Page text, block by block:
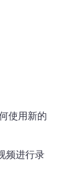
使用新的
频进行录